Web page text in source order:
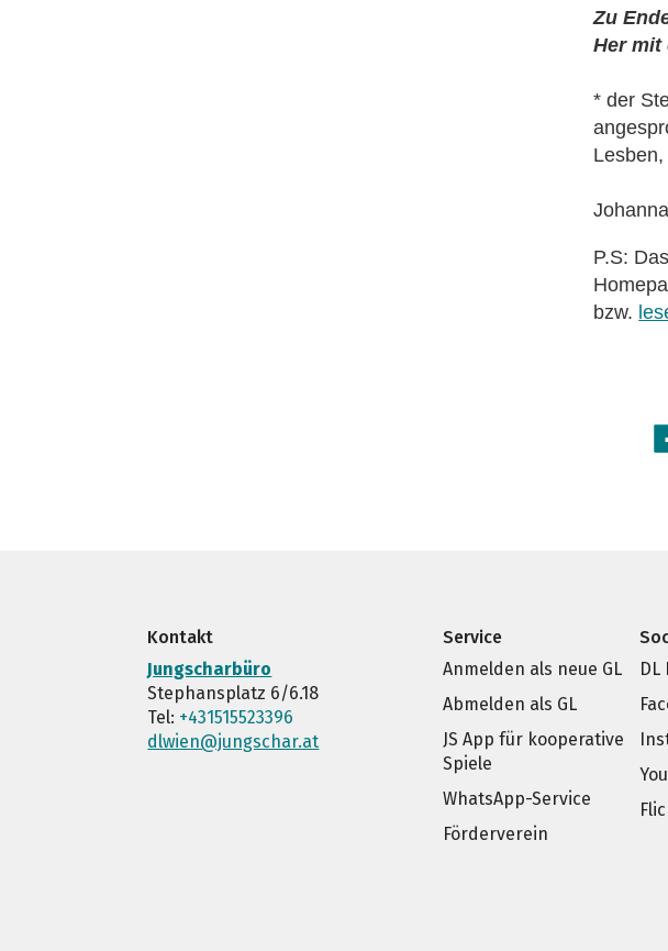
Zu
Her mit
* der
P.S:
bzw.
Kontakt
Jungscharbüro
Stephansplatz 6/6.18
Tel: +431515523396
dlwien@jungschar.at
Service
Anmelden als neue GL
Abmelden als GL
JS App für kooperative
Spiele
WhatsApp-Service
Förderverein
DL